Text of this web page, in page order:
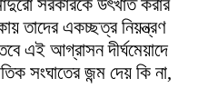
সরকারকে উৎখাত করার
তাদের একচ্ছত্র নিয়ন্ত্রণ
এই আগ্রাসন দীর্ঘমেয়াদে
সংঘাতের জন্ম দেয় কি না,